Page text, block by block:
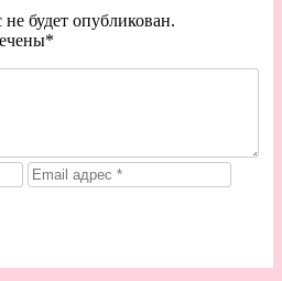
будет опубликован.
*